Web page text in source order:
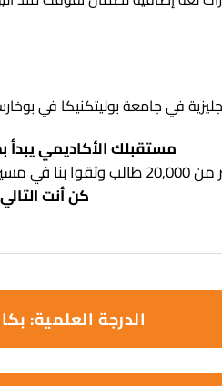
في جامعة بوليتكنيكا في
مستقبلك الأكاديمي
مسيرتهم الأكاديمية الأوروبية.
كن أنت
الدرجة العلمية: